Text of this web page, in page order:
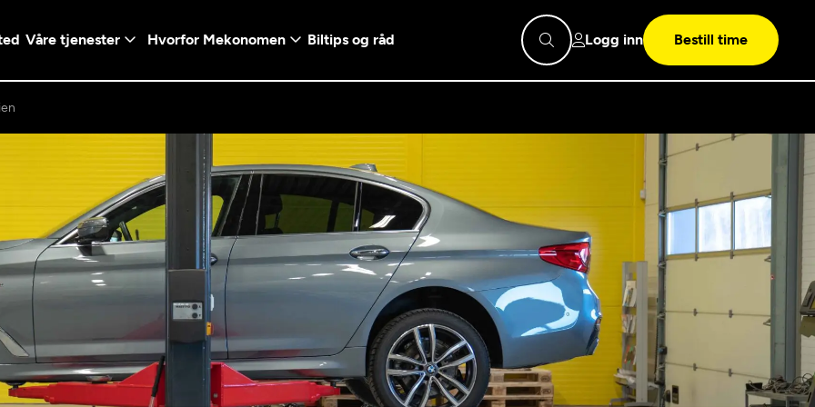
Våre tjenester
- Vanlig bil
Diagnose/Feilsøking
Mekonomen
Bilkonto
Les mer
Mekonomen Fleet
Hvorfor Mekonomen
valg
og fabrikkgaranti
Biltips og råd Logg inn Bestill time
konto ved å klikke på
Logg inn med Vipps
Telefonnummer
Norway
+47
Søk